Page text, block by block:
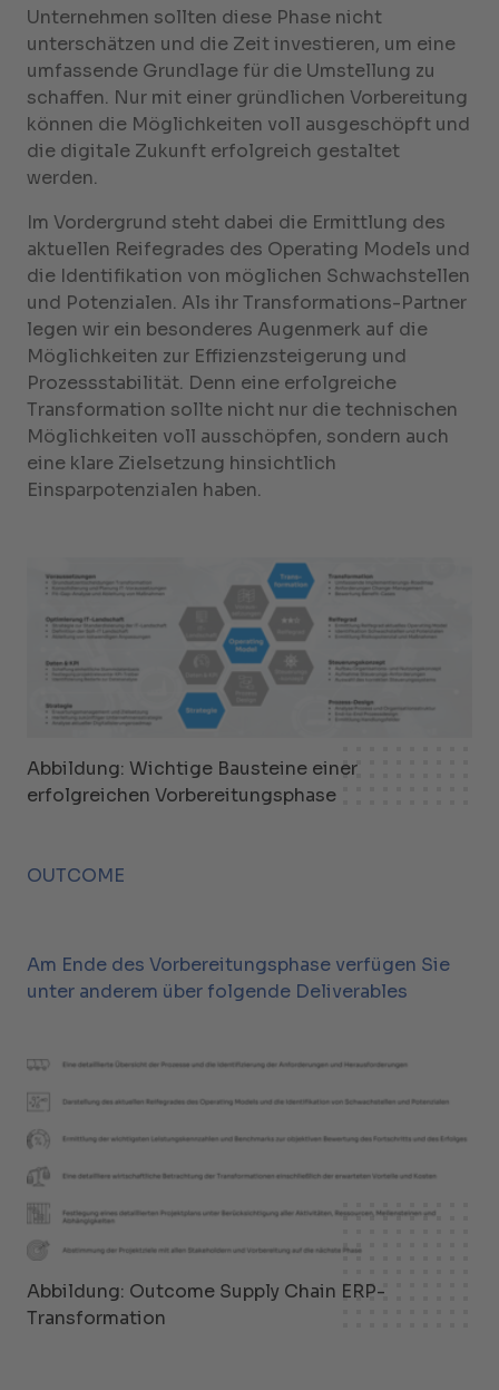
Unternehmen sollten diese Phase nicht
unterschätzen und die Zeit investieren, um eine
umfassende Grundlage für die Umstellung zu
schaffen. Nur mit einer gründlichen Vorbereitung
können die Möglichkeiten voll ausgeschöpft und
die digitale Zukunft erfolgreich gestaltet
werden.
Im Vordergrund steht dabei die Ermittlung des
aktuellen Reifegrades des Operating Models und
die Identifikation von möglichen Schwachstellen
und Potenzialen. Als ihr Transformations-Partner
legen wir ein besonderes Augenmerk auf die
Möglichkeiten zur Effizienzsteigerung und
Prozessstabilität. Denn eine erfolgreiche
Transformation sollte nicht nur die technischen
Möglichkeiten voll ausschöpfen, sondern auch
eine klare Zielsetzung hinsichtlich
Einsparpotenzialen haben.
Abbildung: Wichtige Bausteine einer
erfolgreichen Vorbereitungsphase
OUTCOME
Am Ende des Vorbereitungsphase verfügen Sie
unter anderem über folgende Deliverables
Abbildung: Outcome Supply Chain ERP-
Transformation